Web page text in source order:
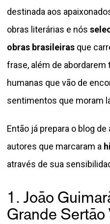
destinada aos
obras literárias e nós
obras brasileiras que
frase, além de
humanas que vão de
sentimentos que moram
Então já prepara o blog
autores que marcaram a
através de sua
1. Joāo
Grande Sertāo